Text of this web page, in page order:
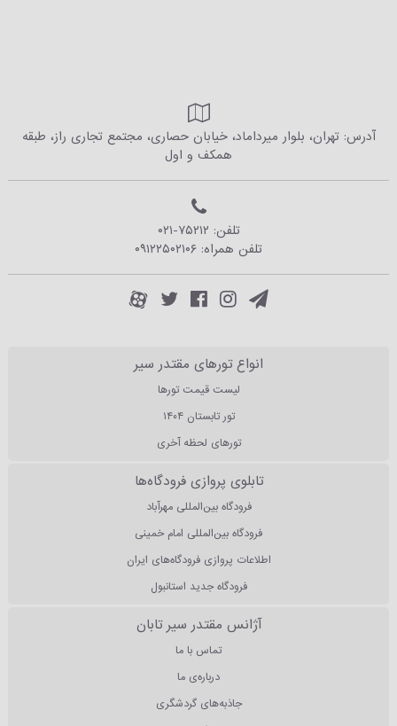
آدرس: تهران، بلوار میرداماد، خیابان حصاری، مجتمع تجاری راز، طبقه
همکف و اول
تلفن: ۰۲۱-۷۵۲۱۲
تلفن همراه: ۰۹۱۲۲۵۰۲۱۰۶
انواع تورهای مقتدر سیر
لیست قیمت تورها
تور تابستان ۱۴۰۴
تورهای لحظه آخری
تابلوی پروازی فرودگاه‌ها
فرودگاه بین‌المللی مهرآباد
فرودگاه بین‌المللی امام خمینی
اطلاعات پروازی فرودگاه‌های ایران
فرودگاه جدید استانبول
آژانس مقتدر سیر تابان
تماس با ما
درباره‌ی ما
جاذبه‌های گردشگری